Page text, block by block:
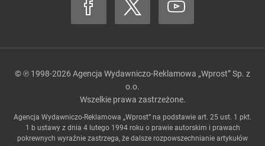
© ℗ 1998-2026 Agencja Wydawniczo-Reklamowa „Wprost” Sp. z
o.o.
Wszelkie prawa zastrzeżone.
Agencja Wydawniczo-Reklamowa „Wprost” na podstawie art. 25 ust. 1 pkt.
1 b ustawy z dnia 4 lutego 1994 roku o prawie autorskim i prawach
pokrewnych wyraźnie zastrzega, że dalsze rozpowszechnianie artykułów